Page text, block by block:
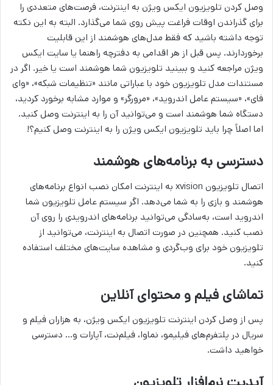
وصل کردن تلویزیون ایکس ویژن به اینترنت، فرصت‌های متعددی را
برای گذراندن اوقات فراغت پیش روی شما می‌گذارد. البته به این نکته
توجه داشته باشید که فقط مدل‌های هوشمند از این قابلیت
برخوردارند. پس قبل از هر اقدامی به دفترچه راهنما یا سایت ایکس
ویژن مراجعه کنید و ببینید تلویزیون شما هوشمند است یا خیر. اگر در
مستندات مدل تلویزیون خود با عباراتی مانند «تنظیمات شبکه»، «وای
فای»، «سیستم عامل اندروید»، «مرورگر» و موارد مشابه برخورد کردید،
دستگاه شما هوشمند است و می‌توانید آن را به اینترنت وصل کنید.
اما اصلاً چرا باید تلویزیون ایکس ویژن را به اینترنت وصل کنیم؟!
دسترسی به برنامه‌های هوشمند
اتصال تلویزیون xvision به اینترنت امکان نصب انواع برنامه‌های
هوشمند و بازی را به شما می‌دهد. اگر سیستم عامل تلویزیون شما
اندروید است، به‌سادگی می‌توانید برنامه‌های اندرویدی را روی آن
نصب کنید. همچنین در صورت اتصال به اینترنت، می‌توانید از
تلویزیون خود برای وب‌گردی و مشاهده سایت‌های مختلف استفاده
کنید.
تماشای فیلم و محتوای آنلاین
پس از وصل کردن اینترنت تلویزیون ایکس ویژن، به هزاران فیلم و
سریال در پلتفرم‌های فیلیمو، نماوا، فیلم‌نت، آپارات و… دسترسی
خواهید داشت.